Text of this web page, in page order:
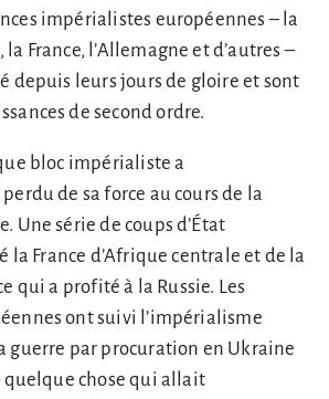
impérialistes européennes – la
France, l’Allemagne et d’autres –
depuis leurs jours de gloire et sont
de second ordre.
bloc impérialiste a
de sa force au cours de la
Une série de coups d’État
la France d’Afrique centrale et de la
qui a profité à la Russie. Les
ont suivi l’impérialisme
guerre par procuration en Ukraine
quelque chose qui allait